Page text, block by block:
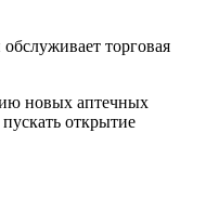
торговая
новых аптечных
открытие